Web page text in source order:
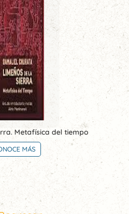
Metafísica del tiempo
MÁS